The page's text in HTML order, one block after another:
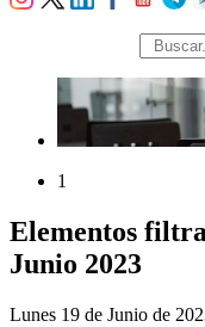
búsqueda
1
Elementos
Junio 2023
Lunes 19 de Junio de